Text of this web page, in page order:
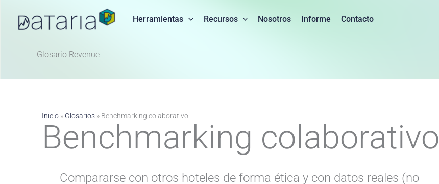
contenido
Herramientas Recursos Nosotros Informe Contacto
Glosario Revenue ​
Inicio » Glosarios » Benchmarking colaborativo
Benchmarking colaborativo
Compararse con otros hoteles de forma ética y con datos reales (no